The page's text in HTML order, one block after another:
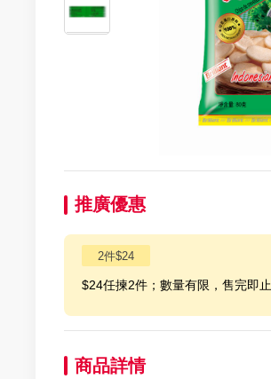
推廣優惠
2件$24
$24任揀2件；數量有限，售完即止
商品詳情